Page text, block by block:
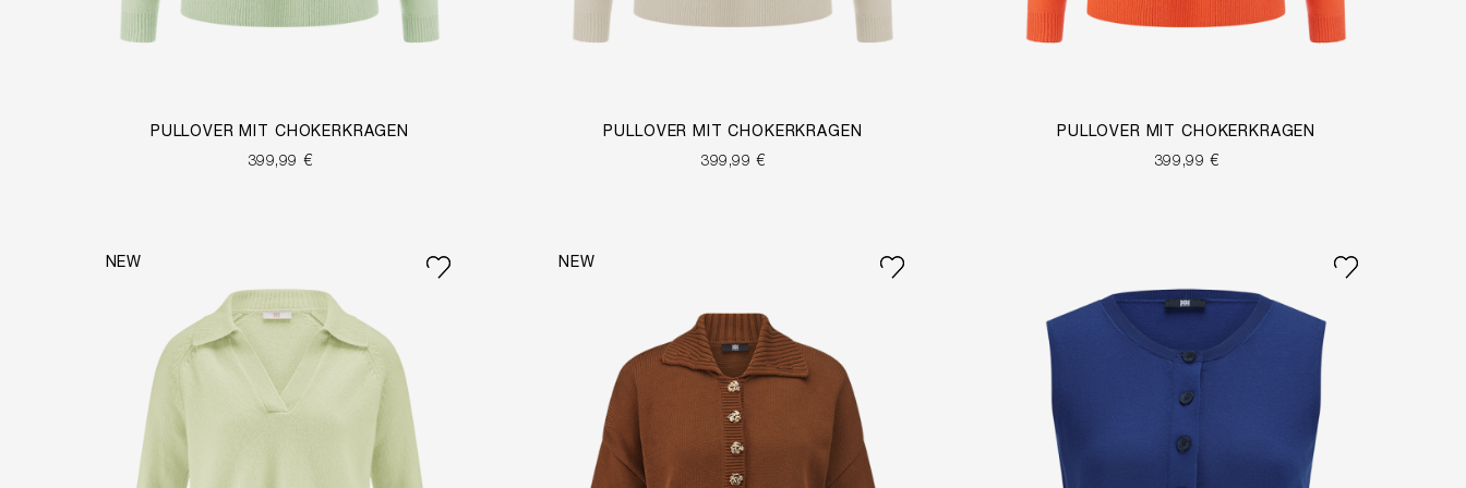
PULLOVER MIT CHOKERKRAGEN
399,99 €
PULLOVER MIT CHOKERKRAGEN
399,99 €
PULLOVER MIT CHOKERKRAGEN
399,99 €
NEW NEW